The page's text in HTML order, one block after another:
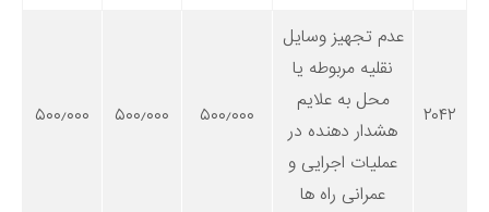
۲۰۴۲
عدم تجهیز وسایل
نقلیه مربوطه یا
محل به علایم
هشدار دهنده در
عملیات اجرایی و
عمرانی راه ها
۵۰۰٫۰۰۰ ۵۰۰٫۰۰۰ ۵۰۰٫۰۰۰